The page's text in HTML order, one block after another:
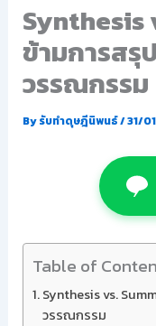
Synthesis
ข้ามการสรุ
วรรณกรรม
Byรับทำดุษฎีนิพนธ์/31/
Table of
Synthesis vs.
วรรณกรรม